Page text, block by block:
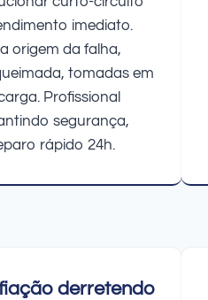
imediato.
origem da falha,
tomadas em
Profissional
segurança,
rápido 24h.
derretendo